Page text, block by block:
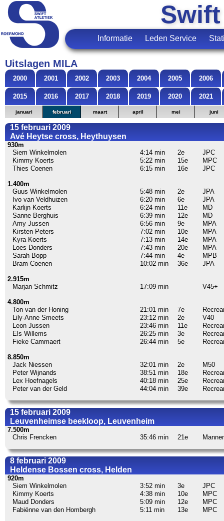
Informatie Leden Service
Uitslagen MILA
2000 2001 2002 2003 2004 2005 2006
2015 2016 2017 2018 2019 2020 2021
januari februari maart april mei juni
15 februari 2009
Avé Heytse cross, Heythuysen
930m
Siem Winkelmolen
4:14 min 2e
JPC
Kimmy Koerts
5:22 min 15e
MPC
Thies Coenen
6:15 min 16e JPC
1.400m
Guus Winkelmolen
5:48 min 2e
JPA
Ivo van Veldhuizen
6:20 min 6e
JPA
Karlijn Koerts
6:24 min 11e
MD
Sanne Berghuis
6:39 min 12e
MD
Amy Jussen
6:56 min 9e
MPA
Kirsten Peters
7:02 min 10e
MPA
Kyra Koerts
7:13 min 14e
MPA
Loes Donders
7:43 min 20e
MPA
Sarah Bopp
7:44 min 4e
MPB
Bram Coenen
10:02 min 36e JPA
2.915m
Marjan Schmitz
17:09 min V45+
4.800m
Ton van der Honing
21:01 min 7e
Lily-Anne Smeets
23:12 min 2e
V40
Leon Jussen
23:46 min 11e
Els Willems
26:25 min 3e
Fieke Cammaert
26:44 min 5e
8.850m
Jack Niessen
32:01 min 2e
M50
Peter Wijnands
38:51 min 18e
Lex Hoefnagels
40:18 min 25e
Peter van der Geld
44:04 min 39e
15 februari 2009
Leuvenheimse beekloop, Leuvenheim
7.500m
Chris Frencken
35:46 min 21e
8 februari 2009
Heldense Bossen cross, Helden
920m
Siem Winkelmolen
3:52 min 3e
JPC
Kimmy Koerts
4:38 min 10e
MPC
Maud Donders
5:09 min 12e
MPC
Fabiënne van den Hombergh
5:11 min 13e MPC